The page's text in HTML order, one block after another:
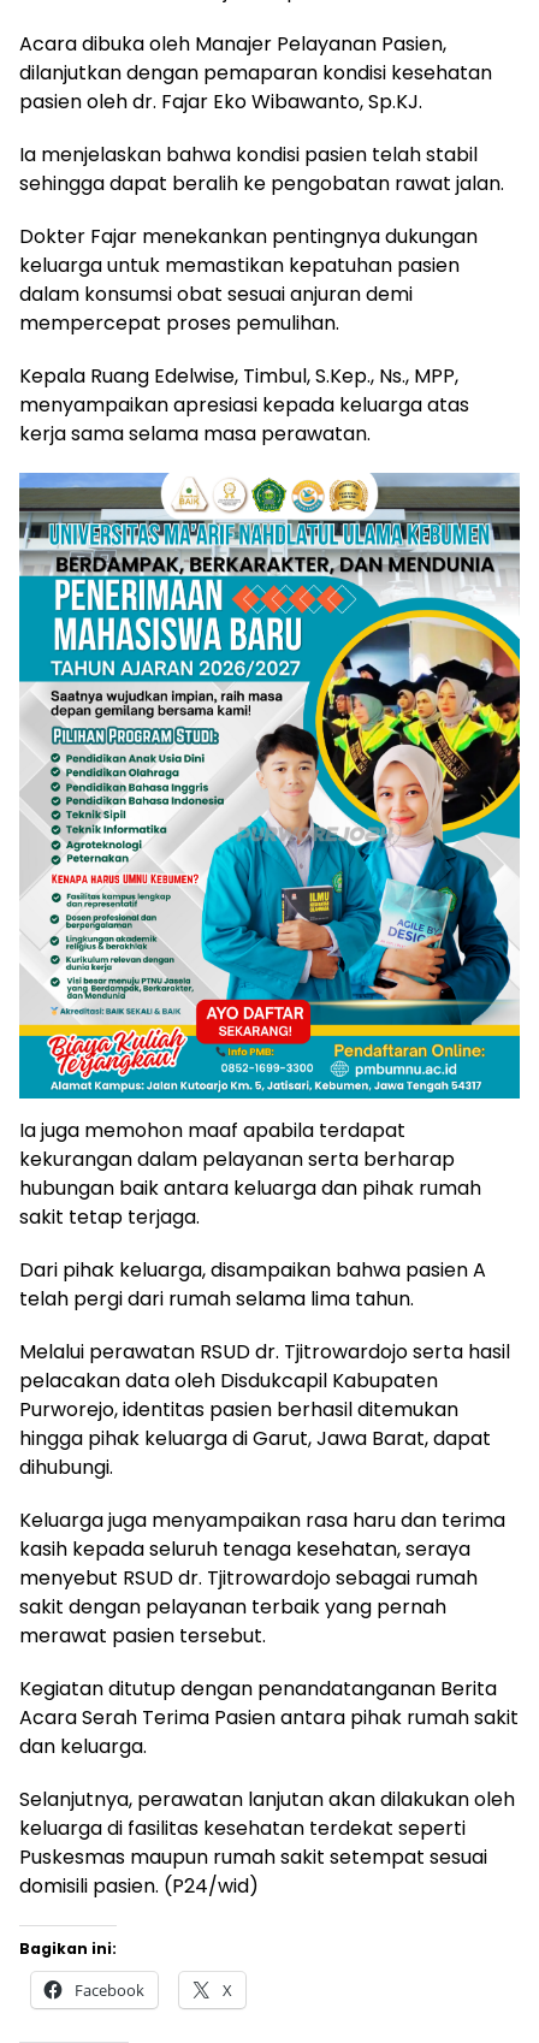
Acara dibuka oleh Manajer Pelayanan Pasien,
dilanjutkan dengan pemaparan kondisi kesehatan
pasien oleh dr. Fajar Eko Wibawanto, Sp.KJ.
Ia menjelaskan bahwa kondisi pasien telah stabil
sehingga dapat beralih ke pengobatan rawat jalan.
Dokter Fajar menekankan pentingnya dukungan
keluarga untuk memastikan kepatuhan pasien
dalam konsumsi obat sesuai anjuran demi
mempercepat proses pemulihan.
Kepala Ruang Edelwise, Timbul, S.Kep., Ns., MPP,
menyampaikan apresiasi kepada keluarga atas
kerja sama selama masa perawatan.
Ia juga memohon maaf apabila terdapat
kekurangan dalam pelayanan serta berharap
hubungan baik antara keluarga dan pihak rumah
sakit tetap terjaga.
Dari pihak keluarga, disampaikan bahwa pasien A
telah pergi dari rumah selama lima tahun.
Melalui perawatan RSUD dr. Tjitrowardojo serta hasil
pelacakan data oleh Disdukcapil Kabupaten
Purworejo, identitas pasien berhasil ditemukan
hingga pihak keluarga di Garut, Jawa Barat, dapat
dihubungi.
Keluarga juga menyampaikan rasa haru dan terima
kasih kepada seluruh tenaga kesehatan, seraya
menyebut RSUD dr. Tjitrowardojo sebagai rumah
sakit dengan pelayanan terbaik yang pernah
merawat pasien tersebut.
Kegiatan ditutup dengan penandatanganan Berita
Acara Serah Terima Pasien antara pihak rumah sakit
dan keluarga.
Selanjutnya, perawatan lanjutan akan dilakukan oleh
keluarga di fasilitas kesehatan terdekat seperti
Puskesmas maupun rumah sakit setempat sesuai
domisili pasien. (P24/wid)
Bagikan ini:
Facebook X